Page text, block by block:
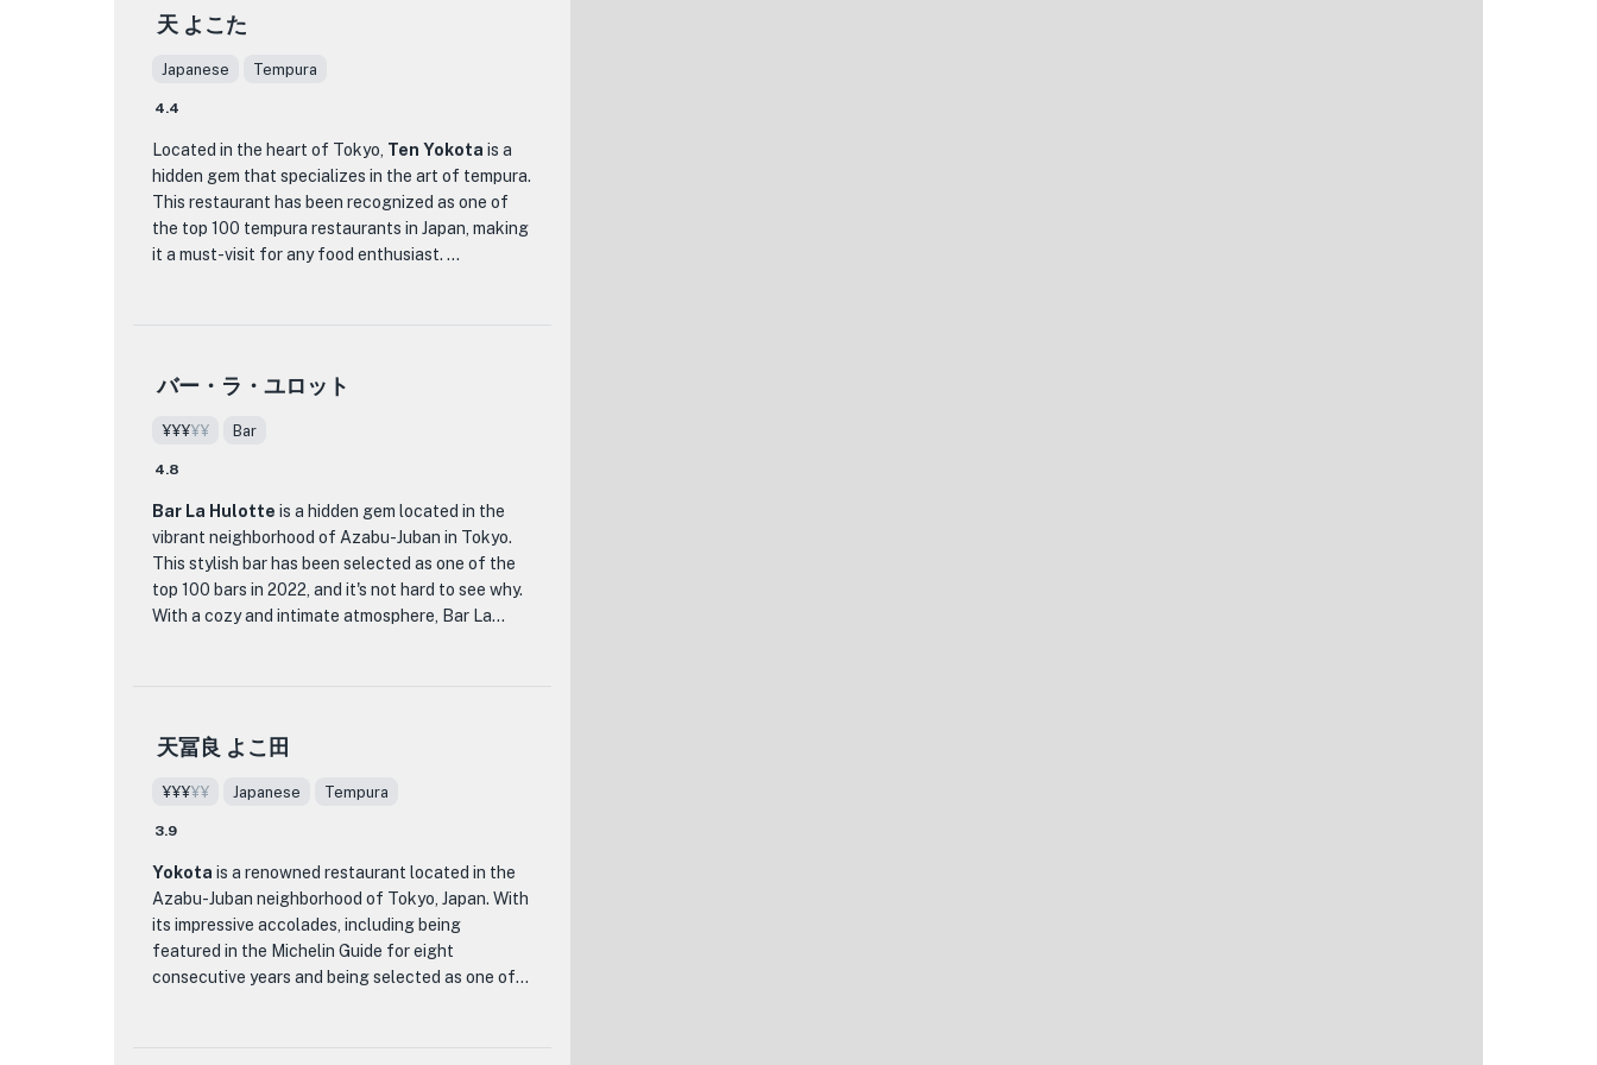
用意しております。点心から手の込んだコースま
で、すべての料理に安達シェフの専門性が光りま
を満足させる洗練された料理を生み出します。
一平飯店の目玉の一つは、上海ガニをはじめとし
た旬の食材を盛り込んだ季節のコースメニューで
す。安達シェフの細心の注意を払って調理され
た、新鮮な季節の味を体験できる厳選されたメニ
します。ロマンチックなディナーや特別なお祝い
をお探しの場合でも、一平飯店 はいつまでも印象
に残る洗練された雰囲気をご提供いたします。
広東料理を通じた比類のない料理の旅を求める人
にとって、一平飯店 は究極の目的地です。卓越し
たメニュー、熟練したシェフ、洗練された雰囲気
を備えたこのレストランは、最も目の肥えた味覚
をも満足させる忘れられない食事体験をお約束し
ます。
天 よこた
Japanese Tempura
4.4
Located in the heart of Tokyo, Ten Yokota is a
hidden gem that specializes in the art of tempura.
This restaurant has been recognized as one of
the top 100 tempura restaurants in Japan, making
it a must-visit for any food enthusiast.
skilled chefs at Ten Yokota take great pride in
and delicately frying them to perfection. From
succulent shrimp to crispy vegetables, every bite
flavors and textures.
The restaurant itself exudes a traditional and
elegant atmosphere, with its minimalist decor and
intimate seating arrangements. The attention to
their signature tempura omakase, a chef's tasting
menu that showcases the best of what the
experience allows diners to savor a variety of
tempura dishes, each expertly crafted and paired
with complementary flavors. Whether you're a
tempura aficionado or a first-time visitor, the
tempura omakase is a culinary journey that will
バー・ラ・ユロット
¥¥¥¥¥ Bar
4.8
Bar La Hulotte is a hidden gem located in the
vibrant neighborhood of Azabu-Juban in Tokyo.
This stylish bar has been selected as one of the
top 100 bars in 2022, and it's not hard to see why.
With a cozy and intimate atmosphere, Bar La
The cuisine at Bar La Hulotte is a fusion of
crafted by their talented chefs. From their
extensive menu, you can expect to find a variety
the most discerning palate. Whether you're in the
mood for a perfectly seared steak, fresh
seafood, or a vegetarian delight, Bar La Hulotte
has something for everyone.
天冨良 よこ田
¥¥¥¥¥ Japanese Tempura
3.9
Yokota is a renowned restaurant located in the
Azabu-Juban neighborhood of Tokyo, Japan. With
its impressive accolades, including being
featured in the Michelin Guide for eight
consecutive years and being selected as one of